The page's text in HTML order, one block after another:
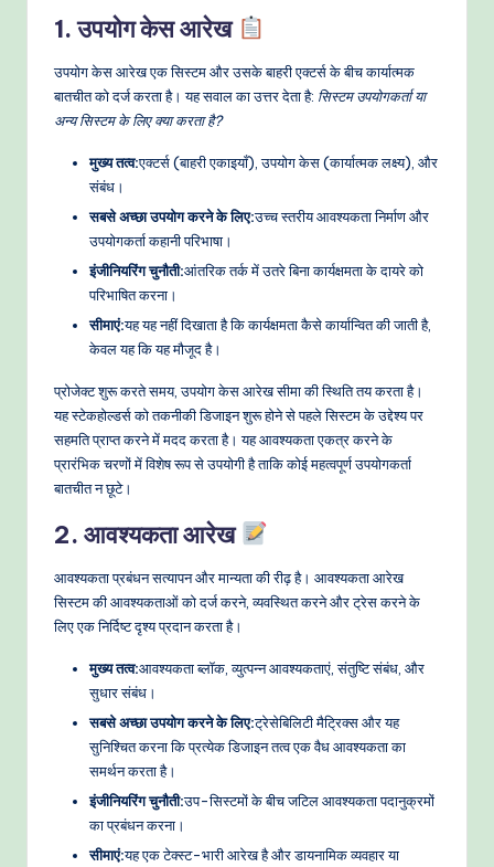
c
1. उपयोग केस आरेख
उपयोग केस आरेख एक सिस्टम और उसके बाहरी एक्टर्स के बीच कार्यात्मक
बातचीत को दर्ज करता है। यह सवाल का उत्तर देता है: सिस्टम उपयोगकर्ता या
अन्य सिस्टम के लिए क्या करता है?
मुख्य तत्व:एक्टर्स (बाहरी एकाइयाँ), उपयोग केस (कार्यात्मक लक्ष्य), और
संबंध।
सबसे अच्छा उपयोग करने के लिए:उच्च स्तरीय आवश्यकता निर्माण और
उपयोगकर्ता कहानी परिभाषा।
इंजीनियरिंग चुनौती:आंतरिक तर्क में उतरे बिना कार्यक्षमता के दायरे को
परिभाषित करना।
सीमाएं:यह यह नहीं दिखाता है कि कार्यक्षमता कैसे कार्यान्वित की जाती है,
केवल यह कि यह मौजूद है।
प्रोजेक्ट शुरू करते समय, उपयोग केस आरेख सीमा की स्थिति तय करता है।
यह स्टेकहोल्डर्स को तकनीकी डिजाइन शुरू होने से पहले सिस्टम के उद्देश्य पर
सहमति प्राप्त करने में मदद करता है। यह आवश्यकता एकत्र करने के
प्रारंभिक चरणों में विशेष रूप से उपयोगी है ताकि कोई महत्वपूर्ण उपयोगकर्ता
बातचीत न छूटे।
2. आवश्यकता आरेख
आवश्यकता प्रबंधन सत्यापन और मान्यता की रीढ़ है। आवश्यकता आरेख
सिस्टम की आवश्यकताओं को दर्ज करने, व्यवस्थित करने और ट्रेस करने के
लिए एक निर्दिष्ट दृश्य प्रदान करता है।
मुख्य तत्व:आवश्यकता ब्लॉक, व्युत्पन्न आवश्यकताएं, संतुष्टि संबंध, और
सुधार संबंध।
सबसे अच्छा उपयोग करने के लिए:ट्रेसेबिलिटी मैट्रिक्स और यह
सुनिश्चित करना कि प्रत्येक डिजाइन तत्व एक वैध आवश्यकता का
समर्थन करता है।
इंजीनियरिंग चुनौती:उप-सिस्टमों के बीच जटिल आवश्यकता पदानुक्रमों
का प्रबंधन करना।
सीमाएं:यह एक टेक्स्ट-भारी आरेख है और डायनामिक व्यवहार या